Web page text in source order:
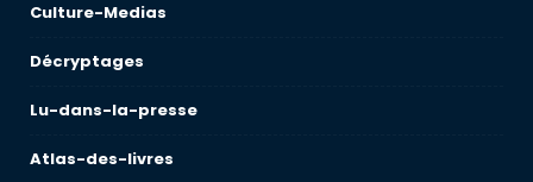
Culture-Medias
Décryptages
Lu-dans-la-presse
Atlas-des-livres